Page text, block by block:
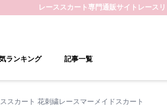
レーススカート専門通販サイト レースリ
ランキング 記事一覧
スカート 花刺繍レースマーメイドスカート